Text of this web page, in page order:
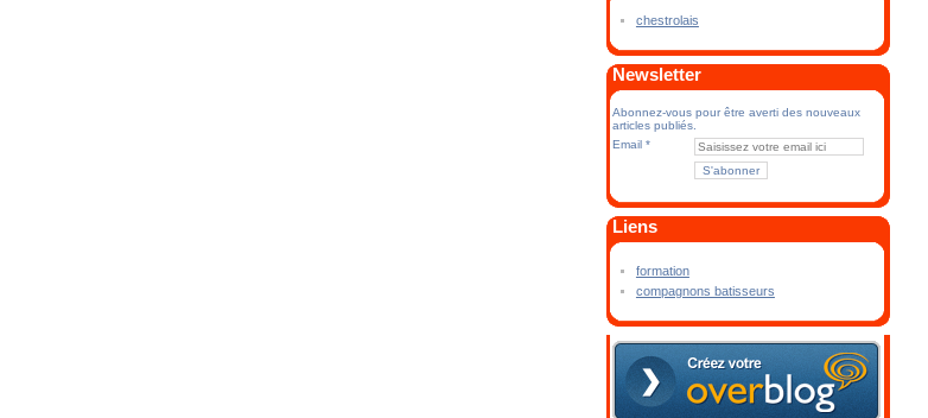
chestrolais
Newsletter
Abonnez-vous pour être averti des nouveaux
articles publiés.
Email
Liens
formation
compagnons batisseurs